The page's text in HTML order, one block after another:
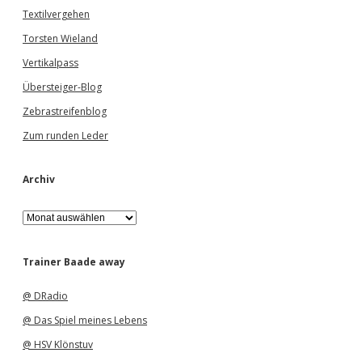
Textilvergehen
Torsten Wieland
Vertikalpass
Übersteiger-Blog
Zebrastreifenblog
Zum runden Leder
Archiv
A
r
h
Trainer Baade away
@ DRadio
@ Das Spiel meines Lebens
@ HSV Klönstuv